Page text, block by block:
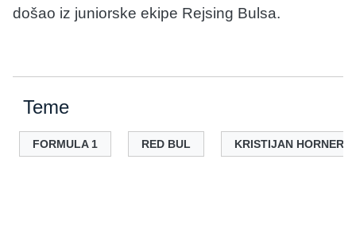
došao iz juniorske ekipe Rejsing Bulsa.
Teme
FORMULA 1 RED BUL KRISTIJAN HORNER